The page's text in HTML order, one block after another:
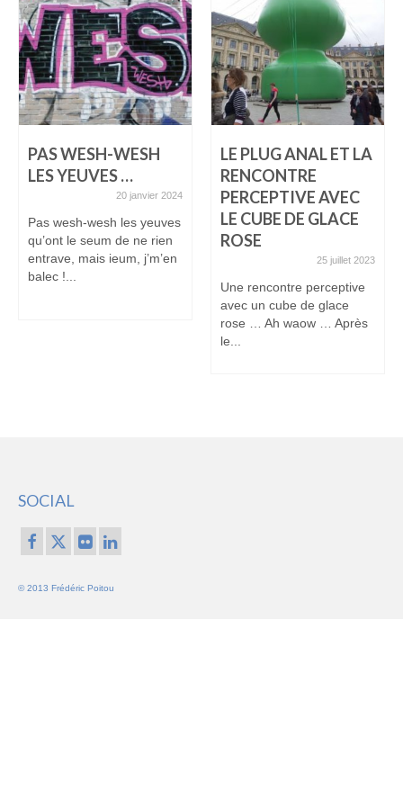
PAS WESH-WESH
LES YEUVES …
20 janvier 2024
Pas wesh-wesh les yeuves
qu’ont le seum de ne rien
entrave, mais ieum, j’m’en
balec !...
LE PLUG ANAL ET LA
RENCONTRE
PERCEPTIVE AVEC
LE CUBE DE GLACE
ROSE
25 juillet 2023
Une rencontre perceptive
avec un cube de glace
rose … Ah waow … Après
le...
SOCIAL
© 2013 Frédéric Poitou